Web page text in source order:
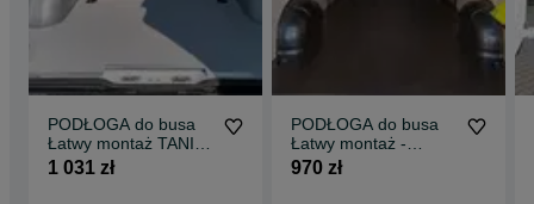
PODŁOGA do busa
Łatwy montaż TANIA
WYSYŁKA -
1 031 zł
PODŁOGA do busa
Łatwy montaż -
SPRINTER wszystkie
970 zł